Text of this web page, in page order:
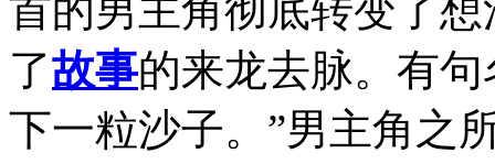
首的男主角彻底转变了
了故事的来龙去脉。有
下一粒沙子。”男主角之